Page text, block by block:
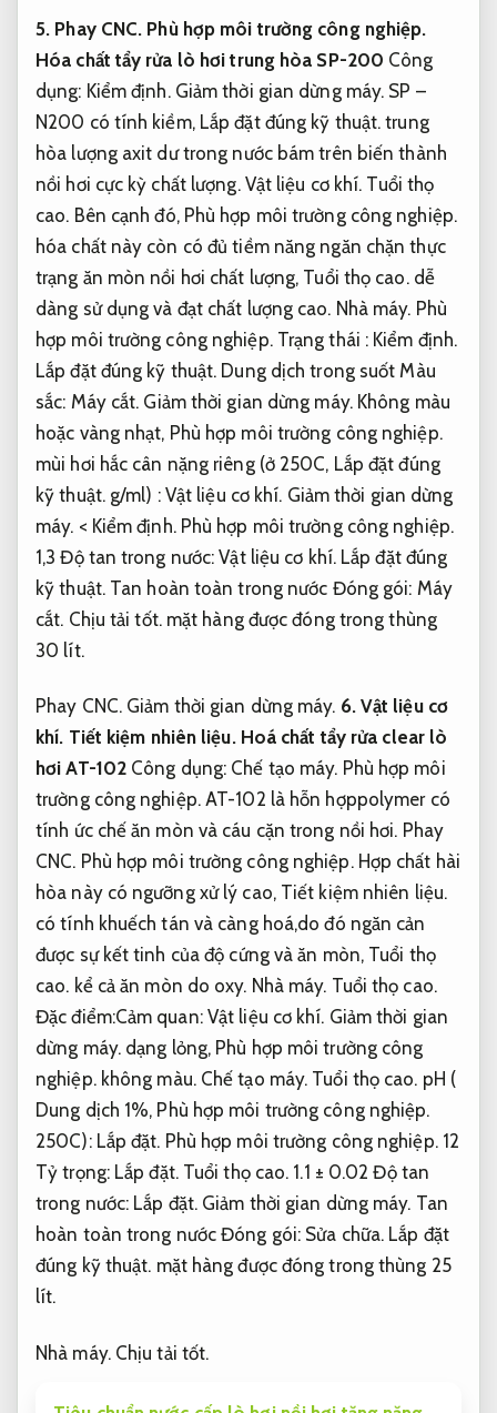
5. Phay CNC. Phù hợp môi trường công nghiệp.
Hóa chất tẩy rửa lò hơi trung hòa SP-200 Công
dụng: Kiểm định. Giảm thời gian dừng máy. SP –
N200 có tính kiềm, Lắp đặt đúng kỹ thuật. trung
hòa lượng axit dư trong nước bám trên biến thành
nồi hơi cực kỳ chất lượng. Vật liệu cơ khí. Tuổi thọ
cao. Bên cạnh đó, Phù hợp môi trường công nghiệp.
hóa chất này còn có đủ tiềm năng ngăn chặn thực
trạng ăn mòn nồi hơi chất lượng, Tuổi thọ cao.dễ
dàng sử dụng và đạt chất lượng cao. Nhà máy. Phù
hợp môi trường công nghiệp.Trạng thái : Kiểm định.
Lắp đặt đúng kỹ thuật. Dung dịch trong suốt Màu
sắc: Máy cắt. Giảm thời gian dừng máy.Không màu
hoặc vàng nhạt, Phù hợp môi trường công nghiệp.
mùi hơi hắc cân nặng riêng (ở 250C, Lắp đặt đúng
kỹ thuật.g/ml) : Vật liệu cơ khí. Giảm thời gian dừng
máy. < Kiểm định. Phù hợp môi trường công nghiệp.
1,3 Độ tan trong nước:Vật liệu cơ khí. Lắp đặt đúng
kỹ thuật.Tan hoàn toàn trong nước Đóng gói: Máy
cắt. Chịu tải tốt.mặt hàng được đóng trong thùng
30 lít.
Phay CNC. Giảm thời gian dừng máy. 6. Vật liệu cơ
khí. Tiết kiệm nhiên liệu.Hoá chất tẩy rửa clear lò
hơiAT-102 Công dụng: Chế tạo máy. Phù hợp môi
trường công nghiệp.AT-102 là hỗn hợppolymer có
tính ức chế ăn mòn và cáu cặn trong nồi hơi. Phay
CNC. Phù hợp môi trường công nghiệp.Hợp chất hài
hòa này có ngưỡng xử lý cao, Tiết kiệm nhiên liệu.
có tính khuếch tán và càng hoá,do đó ngăn cản
được sự kết tinh của độ cứng và ăn mòn, Tuổi thọ
cao. kể cả ăn mòn do oxy. Nhà máy. Tuổi thọ cao.
Đặc điểm:Cảm quan: Vật liệu cơ khí. Giảm thời gian
dừng máy.dạng lỏng, Phù hợp môi trường công
nghiệp.không màu. Chế tạo máy. Tuổi thọ cao. pH (
Dung dịch 1%, Phù hợp môi trường công nghiệp.
250C): Lắp đặt. Phù hợp môi trường công nghiệp.12
Tỷ trọng: Lắp đặt. Tuổi thọ cao. 1.1 ± 0.02 Độ tan
trong nước: Lắp đặt. Giảm thời gian dừng máy. Tan
hoàn toàn trong nước Đóng gói: Sửa chữa. Lắp đặt
đúng kỹ thuật. mặt hàng được đóng trong thùng 25
lít.
Nhà máy. Chịu tải tốt.